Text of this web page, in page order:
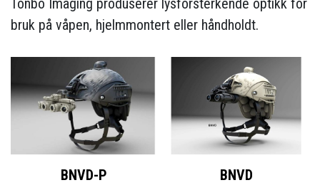
Tonbo Imaging produserer lysforsterkende optikk for
bruk på våpen, hjelmmontert eller håndholdt.
BNVD-P BNVD